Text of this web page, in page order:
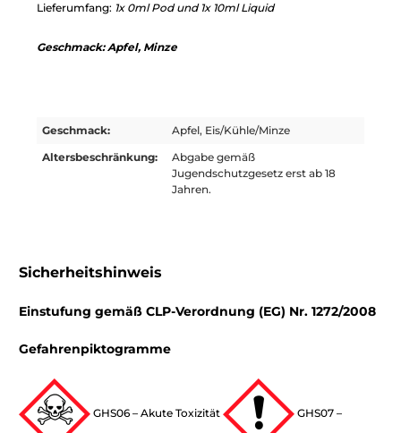
Lieferumfang: 1x 0ml Pod und 1x 10ml Liquid
Geschmack: Apfel, Minze
Geschmack:
Apfel, Eis/Kühle/Minze
Altersbeschränkung:
Abgabe gemäß
Jugendschutzgesetz erst ab 18
Jahren.
Sicherheitshinweis
Einstufung gemäß CLP-Verordnung (EG) Nr. 1272/2008
Gefahrenpiktogramme
GHS06 – Akute Toxizität GHS07 –